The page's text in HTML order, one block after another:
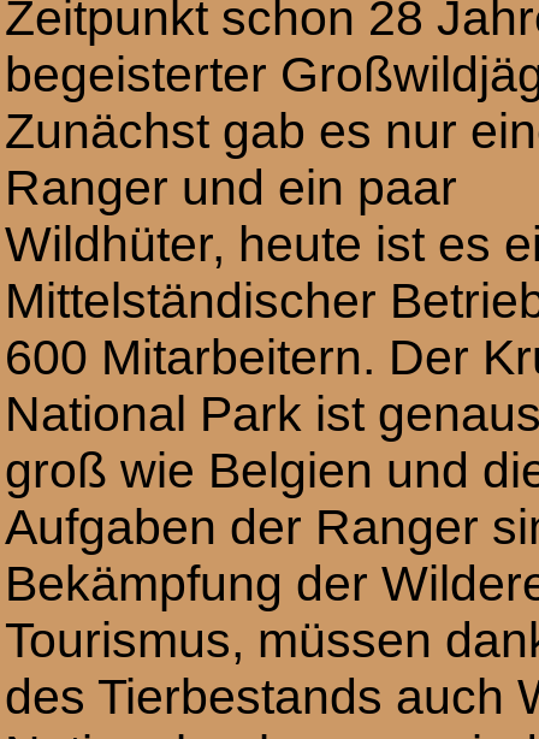
Zeitpunkt schon 28
begeisterter
Zunächst gab es nur
Ranger und ein paar
Wildhüter, heute ist es
Mittelständischer
600 Mitarbeitern. Der
National Park ist
groß wie Belgien und
Aufgaben der Ranger
Bekämpfung der
Tourismus, müssen
des Tierbestands auch